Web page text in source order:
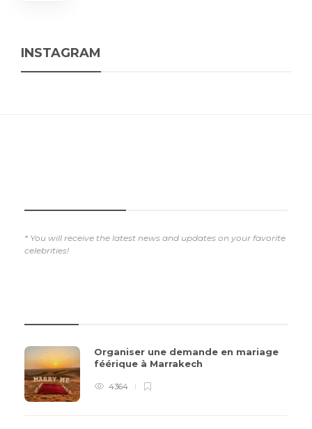
INSTAGRAM
* You will receive the latest news and updates on your favorite
celebrities!
Organiser une demande en mariage
féérique à Marrakech
4364